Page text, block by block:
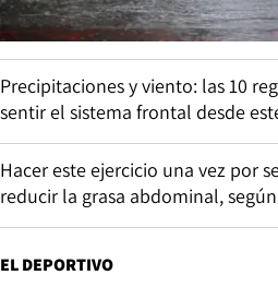
Precipitaciones y viento: las 10
sentir el sistema frontal desde
Hacer este ejercicio una vez por
reducir la grasa abdominal,
EL DEPORTIVO